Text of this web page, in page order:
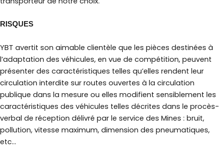
RISQUES
YBT avertit son aimable clientèle que les pièces destinées à
l’adaptation des véhicules, en vue de compétition, peuvent
présenter des caractéristiques telles qu’elles rendent leur
circulation interdite sur routes ouvertes à la circulation
publique dans la mesure ou elles modifient sensiblement les
caractéristiques des véhicules telles décrites dans le procès-
verbal de réception délivré par le service des Mines : bruit,
pollution, vitesse maximum, dimension des pneumatiques,
etc…